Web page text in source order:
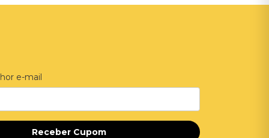
e-mail
Receber Cupom